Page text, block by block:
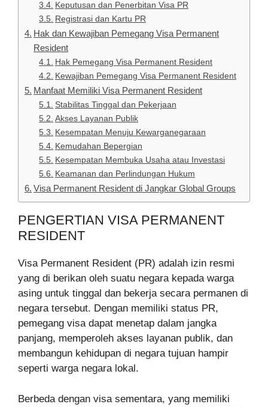
Keputusan dan Penerbitan Visa PR
Registrasi dan Kartu PR
Hak dan Kewajiban Pemegang Visa Permanent
Resident
Hak Pemegang Visa Permanent Resident
Kewajiban Pemegang Visa Permanent Resident
Manfaat Memiliki Visa Permanent Resident
Stabilitas Tinggal dan Pekerjaan
Akses Layanan Publik
Kesempatan Menuju Kewarganegaraan
Kemudahan Bepergian
Kesempatan Membuka Usaha atau Investasi
Keamanan dan Perlindungan Hukum
Visa Permanent Resident di Jangkar Global Groups
PENGERTIAN VISA PERMANENT
RESIDENT
Visa Permanent Resident (PR) adalah izin resmi
yang di berikan oleh suatu negara kepada warga
asing untuk tinggal dan bekerja secara permanen di
negara tersebut. Dengan memiliki status PR,
pemegang visa dapat menetap dalam jangka
panjang, memperoleh akses layanan publik, dan
membangun kehidupan di negara tujuan hampir
seperti warga negara lokal.
Berbeda dengan visa sementara, yang memiliki